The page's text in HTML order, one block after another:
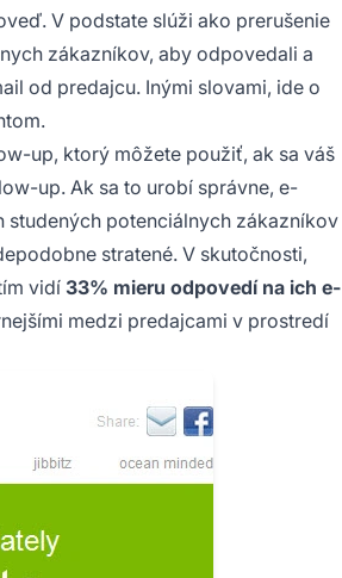
V podstate slúži ako prerušenie
zákazníkov, aby odpovedali a
od predajcu. Inými slovami, ide o
up, ktorý môžete použiť, ak sa váš
up. Ak sa to urobí správne, e-
potenciálnych zákazníkov
stratené. V skutočnosti,
vidí 33% mieru odpovedí na ich e-
medzi predajcami v prostredí